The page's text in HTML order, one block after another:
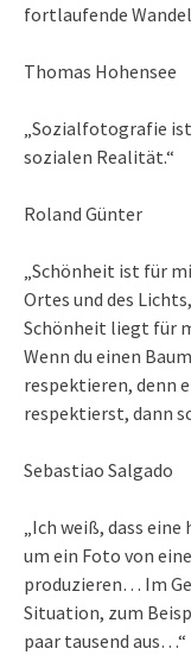
fortlaufende
Thomas Hohensee
„Sozialfotografie
sozialen Realität.“
Roland Günter
„Schönheit ist für
Ortes und des
Schönheit liegt für
Wenn du einen
respektieren, denn
respektierst, dann
Sebastiao Salgado
„Ich weiß, dass
um ein Foto von
produzieren… Im
Situation, zum
paar tausend aus…“